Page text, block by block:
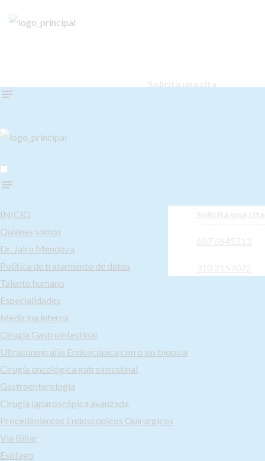
INICIO
Quiénes somos
Dr. Jairo Mendoza
Política de tratamiento de datos
Talento humano
Especialidades
Medicina interna
Cirugía Gastrointestinal
Ultrasonografía Endoscópica con o sin biopsia
Cirugía oncológica gatrointestinal
Gastroenterología
Cirugía laparoscópica avanzada
Procedimientos Endoscopicos Quirúrgicos
Via Biliar
Esófago